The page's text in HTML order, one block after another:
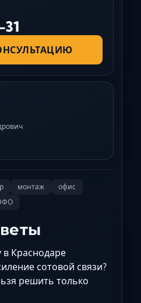
31
монтаж
офис
в Краснодаре
сотовой связи?
решить только